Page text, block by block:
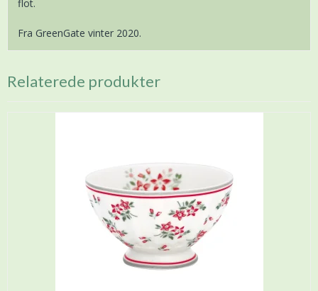
flot.
Fra GreenGate vinter 2020.
Relaterede produkter